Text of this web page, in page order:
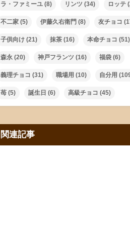
ラ・ファミーユ (8) リンツ (34) ロッテ
不二家 (5) 伊藤久右衛門 (8) 友チョコ
子供向け (21) 抹茶 (16) 本命チョコ (51)
森永 (20) 神戸フランツ (16) 福袋 (6)
義理チョコ (31) 職場用 (10) 自分用
苺 (5) 誕生日 (6) 高級チョコ (45)
関連記事